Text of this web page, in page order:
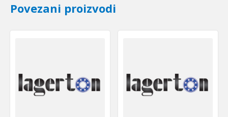
Povezani proizvodi